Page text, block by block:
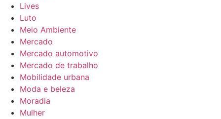
Lives
Luto
Meio Ambiente
Mercado
Mercado automotivo
Mercado de trabalho
Mobilidade urbana
Moda e beleza
Moradia
Mulher